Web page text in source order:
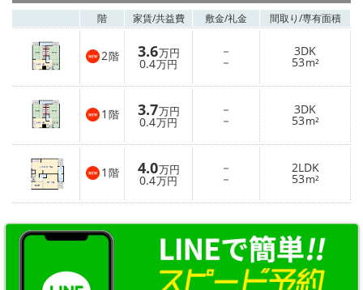
階 家賃/共益費 敷金/礼金 間取り/専有面積
2階 3.6万円
0.4万円
－
－
3DK
53m²
1 階 3.7万円
0.4万円
－
－
3DK
53m²
1 階 4.0万円
0.4万円
－
－
2LDK
53m²